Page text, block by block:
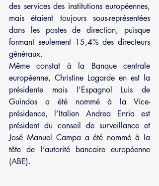
des services des institutions européennes,
mais étaient toujours sous-représentées
dans les postes de direction, puisque
formant seulement 15,4% des directeurs
généraux.
Même constat à la Banque centrale
européenne, Christine Lagarde en est la
présidente mais l’Espagnol Luis de
Guindos a été nommé à la Vice-
présidence, l’Italien Andrea Enria est
président du conseil de surveillance et
José Manuel Campa a été nommé à la
tête de l’autorité bancaire européenne
(ABE).